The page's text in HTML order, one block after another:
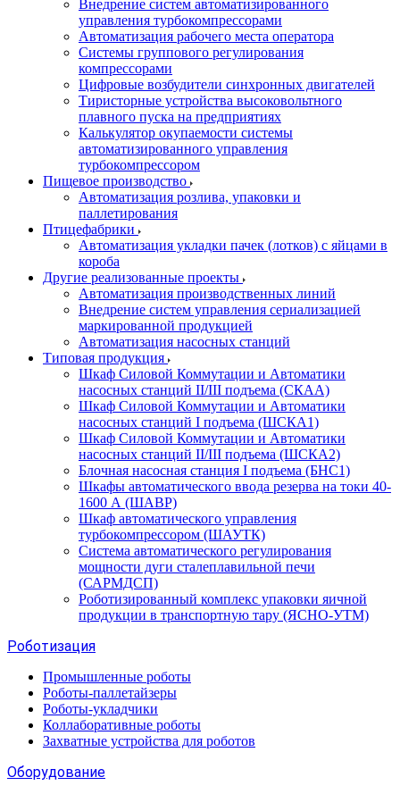
Внедрение систем автоматизированного
управления турбокомпрессорами
Автоматизация рабочего места оператора
Системы группового регулирования
компрессорами
Цифровые возбудители синхронных двигателей
Тиристорные устройства высоковольтного
плавного пуска на предприятиях
Калькулятор окупаемости системы
автоматизированного управления
турбокомпрессором
Пищевое производство
Автоматизация розлива, упаковки и
паллетирования
Птицефабрики
Автоматизация укладки пачек (лотков) с яйцами в
короба
Другие реализованные проекты
Автоматизация производственных линий
Внедрение систем управления сериализацией
маркированной продукцией
Автоматизация насосных станций
Типовая продукция
Шкаф Силовой Коммутации и Автоматики
насосных станций II/III подъема (СКАА)
Шкаф Силовой Коммутации и Автоматики
насосных станций I подъема (ШСКА1)
Шкаф Силовой Коммутации и Автоматики
насосных станций II/III подъема (ШСКА2)
Блочная насосная станция I подъема (БНС1)
Шкафы автоматического ввода резерва на токи 40-
1600 А (ШАВР)
Шкаф автоматического управления
турбокомпрессором (ШАУТК)
Система автоматического регулирования
мощности дуги сталеплавильной печи
(САРМДСП)
Роботизированный комплекс упаковки яичной
продукции в транспортную тару (ЯСНО-УТМ)
Роботизация
Промышленные роботы
Роботы-паллетайзеры
Роботы-укладчики
Коллаборативные роботы
Захватные устройства для роботов
Оборудование